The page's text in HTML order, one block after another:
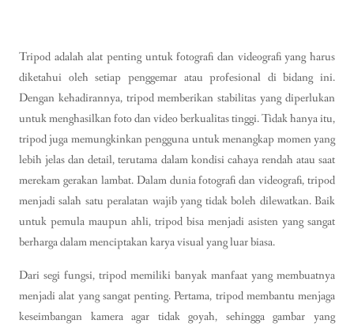
Tripod adalah alat penting untuk fotografi dan videografi yang harus
diketahui oleh setiap penggemar atau profesional di bidang ini.
Dengan kehadirannya, tripod memberikan stabilitas yang diperlukan
untuk menghasilkan foto dan video berkualitas tinggi. Tidak hanya itu,
tripod juga memungkinkan pengguna untuk menangkap momen yang
lebih jelas dan detail, terutama dalam kondisi cahaya rendah atau saat
merekam gerakan lambat. Dalam dunia fotografi dan videografi, tripod
menjadi salah satu peralatan wajib yang tidak boleh dilewatkan. Baik
untuk pemula maupun ahli, tripod bisa menjadi asisten yang sangat
berharga dalam menciptakan karya visual yang luar biasa.
Dari segi fungsi, tripod memiliki banyak manfaat yang membuatnya
menjadi alat yang sangat penting. Pertama, tripod membantu menjaga
keseimbangan kamera agar tidak goyah, sehingga gambar yang